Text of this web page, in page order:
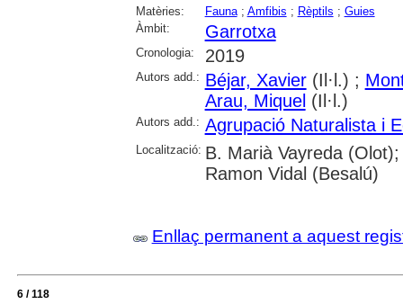
Matèries: Fauna; Amfibis ; Rèptils ; Guies
Àmbit:
Garrotxa
Cronologia: 2019
Autors add.: Béjar, Xavier(Il·l.) ;
Arau, Miquel (Il·l.)
Autors add.: Agrupació Naturalista i
Localització: B. Marià Vayreda
Ramon Vidal (Besalú)
Enllaç permanent a aquest
6 / 118